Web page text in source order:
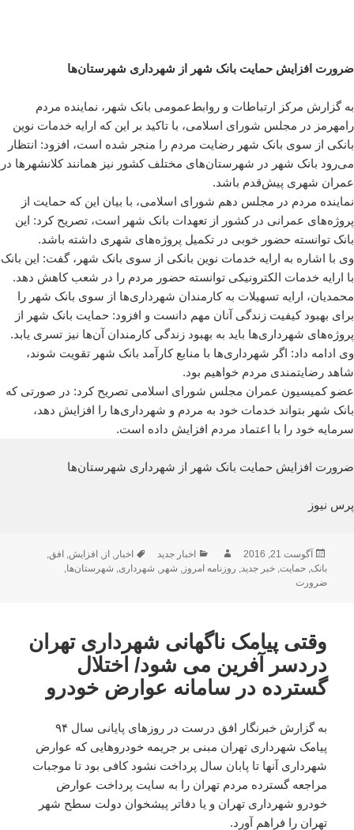
ضرورت افزایش حمایت بانک شهر از شهرداری‌ شهرستان‌ها
به گزارش مرکز ارتباطات و روابط‌عمومی بانک شهر، نماینده مردم
رامهرمز در مجلس شورای اسلامی، با تاکید بر این ‌که ارایه خدمات نوین
بانکی از سوی بانک شهر رضایت مردم را منجر شده است، افزود: انتظار
می‌رود بانک شهر در شهرستان‌های مختلف کشور نیز همانند کلانشهرها در
عمران شهری پیش‌قدم باشد.
نماینده مردم در مجلس دهم شورای اسلامی، با بیان این‌ که حمایت از
پروژه‌های عمرانی در کشور از تعهدات بانک شهر است، تصریح کرد: این
بانک توانسته حضور خوبی در تکمیل پروژه‌های شهری داشته باشد.
وی با اشاره به ارایه خدمات نوین بانکی از سوی بانک شهر، گفت: این بانک
با ارایه خدمات الکترونیکی توانسته حضور مردم را در شعب کاهش دهد.
محمدیان، ارایه تسهیلات به کارمندان شهرداری‌ها از سوی بانک شهر را
برای بهبود کیفیت زندگی آنان مهم دانست و افزود: حمایت بانک شهر از
پروژه‌های شهرداری‌ها باید به بهبود زندگی کارمندان آن‌ها نیز تسری یابد.
وی ادامه داد: اگر شهرداری‌ها با منابع کارآمد بانک شهر تقویت شوند،
شاهد رضایتمندی مردم خواهیم بود.
عضو کمیسیون عمران مجلس شورای اسلامی تصریح کرد: در صورتی که
بانک شهر بتواند خدمات خود به مردم و شهرداری‌ها را افزایش دهد‌،
سرمایه خود را با اعتماد مردم افزایش داده است.
ضرورت افزایش حمایت بانک شهر از شهرداری‌ شهرستان‌ها
پرس نیوز
ارسال
شده
در
آگوست 21, 2016 نویسندهدسته‌ها
اخبار جدید برچسب‌ها
اخبار, از, افزایش, افق,
بانک,حمایت,خبر جدید, روزنامه امروز, شهر, شهرداری, شهرستان‌ها,
ضرورت
وقتی پیامک ناگهانی شهرداری تهران
دردسر آفرین می شود/ اختلال
گسترده در سامانه عوارض خودرو
به گزارش خبرنگار افق درست در روزهای پایانی سال ۹۴
پیامک شهرداری تهران مبنی بر جریمه خودروهایی که عوارض
شهرداری آنها تا پابان سال پرداخت نشود کافی بود تا موجبات
مراجعه گسترده مردم تهران را به سایت پرداخت عوارض
خودرو شهرداری تهران و یا دفاتر پیشخوان دولت سطح شهر
تهران را فراهم آورد.